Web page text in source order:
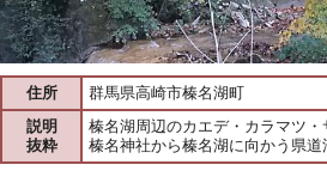
住所
群馬県高崎市榛名湖町
説明
抜粋
榛名湖周辺のカエデ・カラマツ・
榛名神社から榛名湖に向かう県道